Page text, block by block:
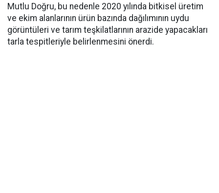
Mutlu Doğru, bu nedenle 2020 yılında bitkisel üretim
ve ekim alanlarının ürün bazında dağılımının uydu
görüntüleri ve tarım teşkilatlarının arazide yapacakları
tarla tespitleriyle belirlenmesini önerdi.